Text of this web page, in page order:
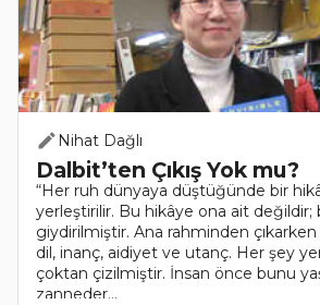
Nihat Dağlı
Dalbit’ten Çıkış Yok mu?
“Her ruh dünyaya düştüğünde bir
yerleştirilir. Bu hikâye ona ait değildir;
giydirilmiştir. Ana rahminden çıkarken
dil, inanç, aidiyet ve utanç. Her şey
çoktan çizilmiştir. İnsan önce bunu
zanneder...